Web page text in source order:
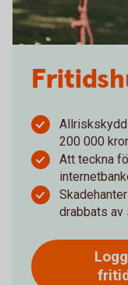
200 000
Att teckna
drabbats av